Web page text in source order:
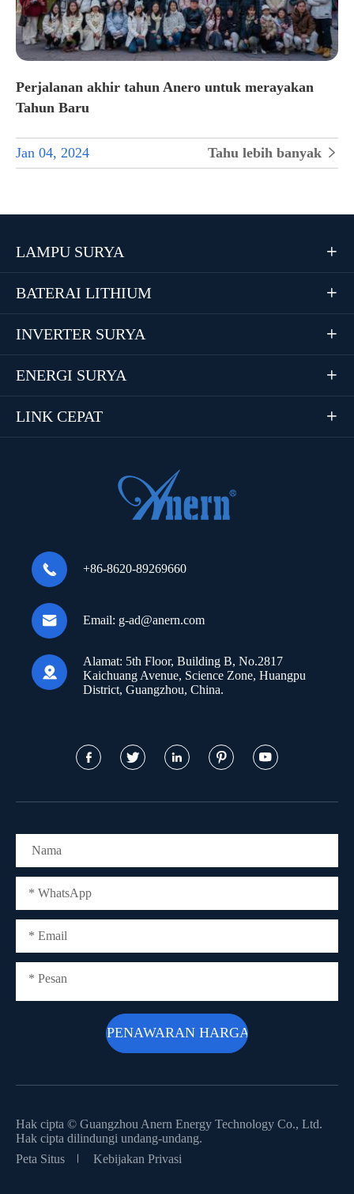
Perjalanan akhir tahun Anero untuk merayakan
Tahun Baru
Jan 04, 2024 Tahu lebih banyak 
LAMPU SURYA 
BATERAI LITHIUM 
INVERTER SURYA 
ENERGI SURYA 
LINK CEPAT 
 +86-8620-89269660
 Email: g-ad@anern.com

Alamat: 5th Floor, Building B, No.2817
Kaichuang Avenue, Science Zone, Huangpu
District, Guangzhou, China.
    
Hak cipta © Guangzhou Anern Energy Technology Co., Ltd.
Hak cipta dilindungi undang-undang.
Peta Situs
Kebijakan Privasi